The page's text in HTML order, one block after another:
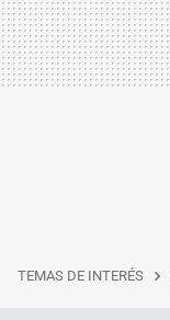
TEMAS DE INTERÉS